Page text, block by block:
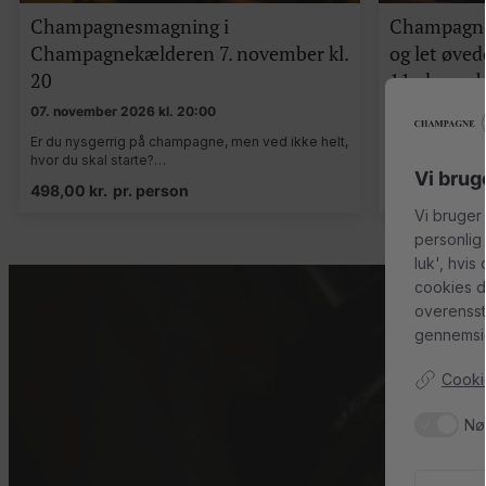
Champagnesmagning i
Champagnekælderen 7. november kl.
20
07. november 2026 kl. 20:00
Er du nysgerrig på champagne, men ved ikke helt,
hvor du skal starte?…
498,00 kr. pr. person
og let
11.
11. december
498,00kr.
Modtag
Tilmeld dig
Vi
Vi bruger
luk', hvis
cookies